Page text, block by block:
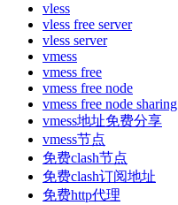
vless
vless free server
vless server
vmess
vmess free
vmess free node
vmess free node sharing
vmess地址免费分享
vmess节点
免费clash节点
免费clash订阅地址
免费http代理